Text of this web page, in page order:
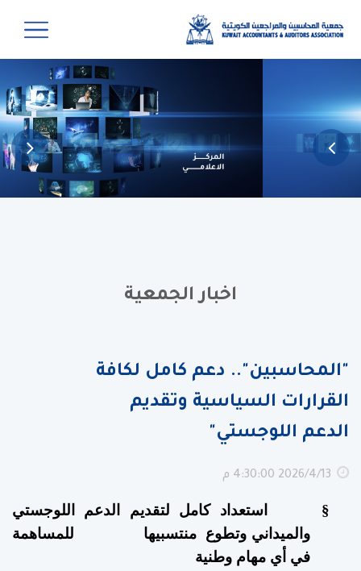
اخبار الجمعية
"المحاسبين".. دعم كامل لكافة
القرارات السياسية وتقديم
الدعم اللوجستي"
13‏‏/4‏‏/2026 4:30:00 م
§
استعداد كامل لتقديم الدعم اللوجستي
والميداني وتطوع منتسبيها للمساهمة
في أي مهام وطنية